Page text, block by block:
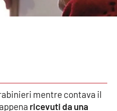
mentre contava il
ricevuti da una